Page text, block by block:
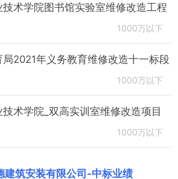
术学院图书馆实验室维修改造工程
1000万以下
2021年义务教育维修改造十一标段
1000万以下
术学院_双高实训室维修改造项目
1000万以下
建筑安装有限公司 -中标业绩